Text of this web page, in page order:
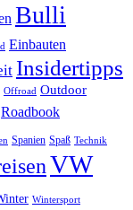
Bulli
Einbauten
Insidertipps
Offroad Outdoor
Roadbook
Spanien Spaß Technik
VW
Wintersport